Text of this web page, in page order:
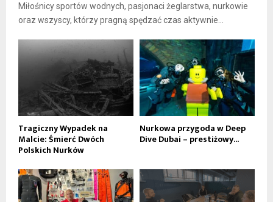
Miłośnicy sportów wodnych, pasjonaci żeglarstwa, nurkowie
oraz wszyscy, którzy pragną spędzać czas aktywnie...
Tragiczny Wypadek na
Malcie: Śmierć Dwóch
Polskich Nurków
Nurkowa przygoda w Deep
Dive Dubai – prestiżowy...